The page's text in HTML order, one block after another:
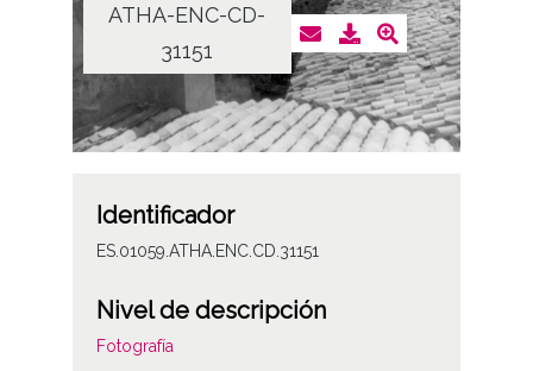
ATHA-ENC-CD-
31151
Identificador
ES.01059.ATHA.ENC.CD.31151
Nivel de descripción
Fotografía